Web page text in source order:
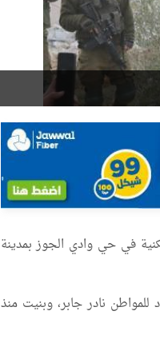
في حي وادي الجوز بمدينة
نادر جابر، وبنيت منذ